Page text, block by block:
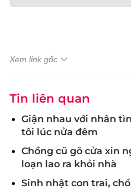
Xem link gốc
Tin liên quan
Giận nhau với nhân
tôi lúc nửa đêm
Chồng cũ gõ cửa xin
loạn lao ra khỏi nhà
Sinh nhật con trai,